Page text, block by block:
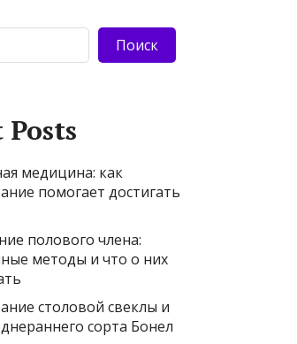
Поиск
Posts
медицина: как
помогает достигать
полового члена:
методы и что о них
столовой свеклы и
сорта Бонел